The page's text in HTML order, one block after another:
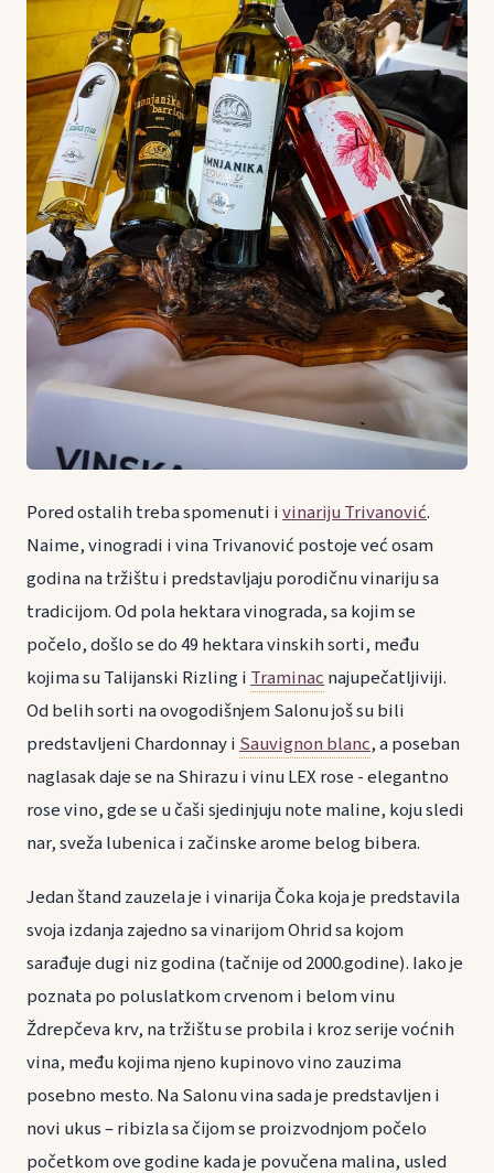
Pored ostalih treba spomenuti ivinariju Trivanović.
Naime, vinogradi i vina Trivanović postoje već osam
godina na tržištu i predstavljaju porodičnu vinariju sa
tradicijom. Od pola hektara vinograda, sa kojim se
počelo, došlo se do 49 hektara vinskih sorti, među
kojima su Talijanski Rizling iTraminacnajupečatljiviji.
Od belih sorti na ovogodišnjem Salonu još su bili
predstavljeni Chardonnay iSauvignon blanc, a poseban
naglasak daje se na Shirazu i vinu LEX rose - elegantno
rose vino, gde se u čaši sjedinjuju note maline, koju sledi
nar, sveža lubenica i začinske arome belog bibera.
Jedan štand zauzela je i vinarija Čoka koja je predstavila
svoja izdanja zajedno sa vinarijom Ohrid sa kojom
sarađuje dugi niz godina (tačnije od 2000.godine). Iako je
poznata po poluslatkom crvenom i belom vinu
Ždrepčeva krv, na tržištu se probila i kroz serije voćnih
vina, među kojima njeno kupinovo vino zauzima
posebno mesto. Na Salonu vina sada je predstavljen i
novi ukus – ribizla sa čijom se proizvodnjom počelo
početkom ove godine kada je povučena malina, usled